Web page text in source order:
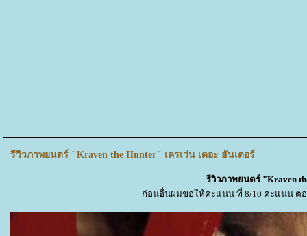
รีวิวภาพยนตร์ "Kraven the Hunter" เครเว่น เดอะ ฮันเตอร์
รีวิวภาพยนตร์ "Kraven
ก่อนอื่นผมขอให้คะแนน ที่ 8/10 คะแนน ตอ